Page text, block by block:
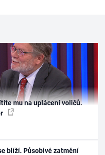
mu na uplácení voličů.
blíží. Působivé zatmění